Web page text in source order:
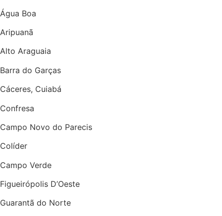
Água Boa
Aripuanã
Alto Araguaia
Barra do Garças
Cáceres, Cuiabá
Confresa
Campo Novo do Parecis
Colíder
Campo Verde
Figueirópolis D’Oeste
Guarantã do Norte